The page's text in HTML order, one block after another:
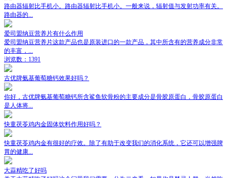
路由器辐射比手机小。路由器辐射比手机小。一般来说，辐射值与发射功率有关。
路由器的...
爱司盟纳豆营养片有什么作用
爱司盟纳豆营养片这款产品也是原装进口的一款产品，其中所含有的营养成分非常
的丰富，...
浏览数：1391
古优牌氨基葡萄糖钙效果好吗？
你好，古优牌氨基葡萄糖钙所含鲨鱼软骨粉的主要成分是骨胶原蛋白，骨胶原蛋白
是人体将...
快童茯苓鸡内金固体饮料作用好吗？
快童茯苓鸡内金有很好的疗效。除了有助于改变我们的消化系统，它还可以增强脾
胃的健康...
大蒜精吃了好吗